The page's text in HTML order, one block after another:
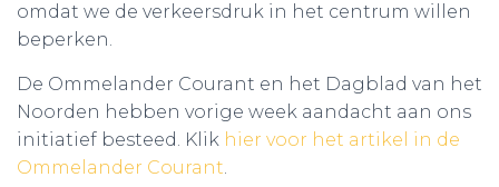
omdat we de verkeersdruk in het centrum willen
beperken.
De Ommelander Courant en het Dagblad van het
Noorden hebben vorige week aandacht aan ons
initiatief besteed. Klik hier voor het artikel in de
Ommelander Courant.